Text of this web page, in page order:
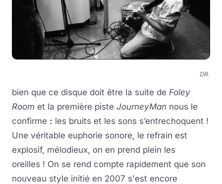
DR.
bien que ce disque doit être la suite de Foley
Room et la première piste JourneyMan nous le
confirme : les bruits et les sons s’entrechoquent !
Une véritable euphorie sonore, le refrain est
explosif, mélodieux, on en prend plein les
oreilles ! On se rend compte rapidement que son
nouveau style initié en 2007 s'est encore